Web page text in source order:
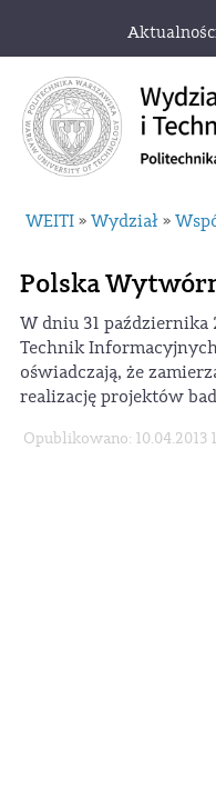
WEITI » Wydział »
Polska
W dniu 31
Technik
oświadczają, że
realizację projektów
Opublikowano: 10.04.2013